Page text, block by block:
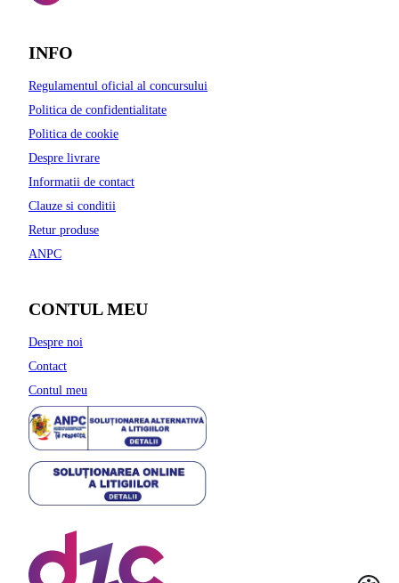
INFO
Regulamentul oficial al concursului
Politica de confidentialitate
Politica de cookie
Despre livrare
Informatii de contact
Clauze si conditii
Retur produse
ANPC
CONTUL MEU
Despre noi
Contact
Contul meu